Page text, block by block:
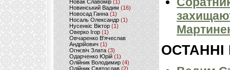
Новак Славомір (1)
Новинський Вадим (16)
Новосад Ганна (1)
Носаль Олександр (1)
Нусенкіс Віктор (1)
Оверко Ігор (1)
Овчаренко В'ячеслав
Андрійович(1)
Огнєвіч Злата (3)
Одарченко Юрій(1)
Олійник Володимир (4)
Олійник Святослав (2)
ОСТАННІ